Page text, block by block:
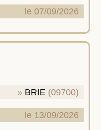
le 07/09/2026
BRIE (09700)
le 13/09/2026